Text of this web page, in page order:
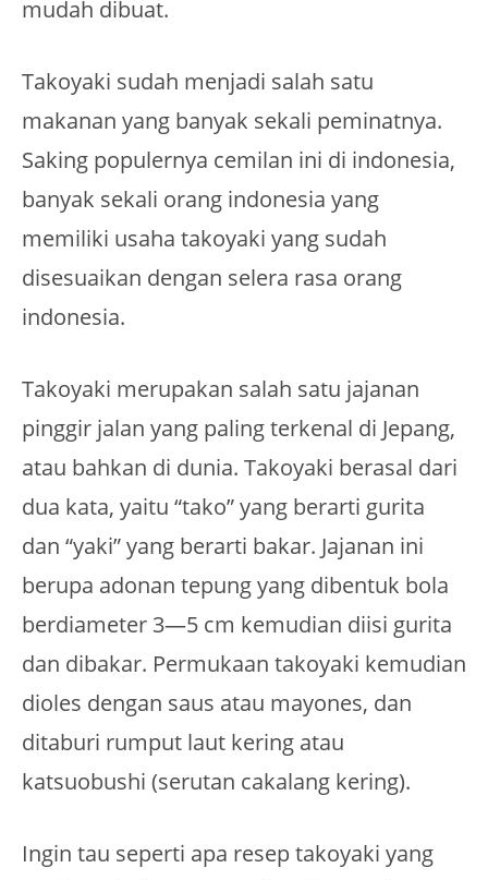
mudah dibuat.
Takoyaki sudah menjadi salah satu
makanan yang banyak sekali peminatnya.
Saking populernya cemilan ini di indonesia,
banyak sekali orang indonesia yang
memiliki usaha takoyaki yang sudah
disesuaikan dengan selera rasa orang
indonesia.
Takoyaki merupakan salah satu jajanan
pinggir jalan yang paling terkenal di Jepang,
atau bahkan di dunia. Takoyaki berasal dari
dua kata, yaitu “tako” yang berarti gurita
dan “yaki” yang berarti bakar. Jajanan ini
berupa adonan tepung yang dibentuk bola
berdiameter 3—5 cm kemudian diisi gurita
dan dibakar. Permukaan takoyaki kemudian
dioles dengan saus atau mayones, dan
ditaburi rumput laut kering atau
katsuobushi (serutan cakalang kering).
Ingin tau seperti apa resep takoyaki yang